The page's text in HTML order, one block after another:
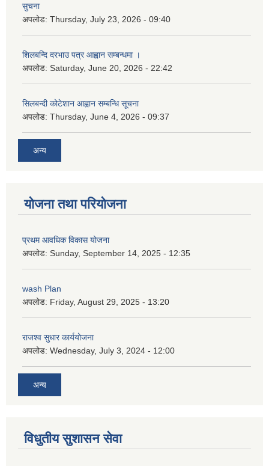
सुचना
अपलोड: Thursday, July 23, 2026 - 09:40
शिलबन्दि दरभाउ पत्र आह्वान सम्बन्धमा ।
अपलोड: Saturday, June 20, 2026 - 22:42
सिलबन्दी कोटेशान आह्वान सम्बन्धि सूचना
अपलोड: Thursday, June 4, 2026 - 09:37
अन्य
योजना तथा परियोजना
प्रथम आवधिक विकास योजना
अपलोड: Sunday, September 14, 2025 - 12:35
wash Plan
अपलोड: Friday, August 29, 2025 - 13:20
राजश्व सुधार कार्ययोजना
अपलोड: Wednesday, July 3, 2024 - 12:00
अन्य
विधुतीय सुशासन सेवा